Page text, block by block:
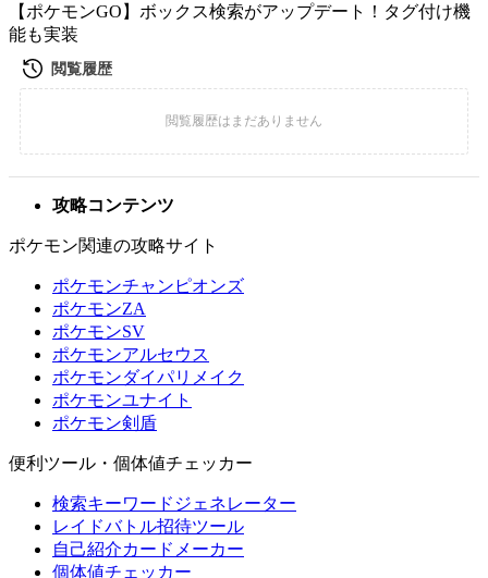
【ポケモンGO】ボックス検索がアップデート！タグ付け機
能も実装
攻略コンテンツ
ポケモン関連の攻略サイト
ポケモンチャンピオンズ
ポケモンZA
ポケモンSV
ポケモンアルセウス
ポケモンダイパリメイク
ポケモンユナイト
ポケモン剣盾
便利ツール・個体値チェッカー
検索キーワードジェネレーター
レイドバトル招待ツール
自己紹介カードメーカー
個体値チェッカー